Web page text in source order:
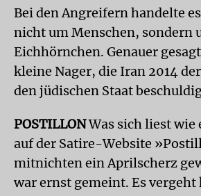
Bei den Angreifern handelte
nicht um Menschen, sondern
Eichhörnchen. Genauer
kleine Nager, die Iran 2014
den jüdischen Staat
POSTILLONWas sich liest
auf der Satire-Website
mitnichten ein Aprilscherz
war ernst gemeint. Es